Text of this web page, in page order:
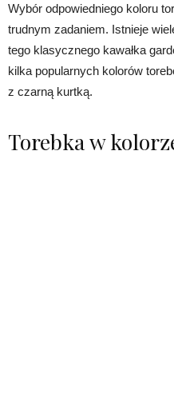
Wybór odpowiedniego koloru
trudnym zadaniem. Istnieje
tego klasycznego kawałka
kilka popularnych kolorów
z czarną kurtką.
Torebka w